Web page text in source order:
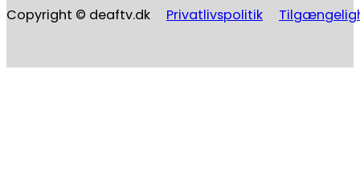
Copyright © deaftv.dk Privatlivspolitik